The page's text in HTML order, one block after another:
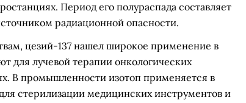
Период его полураспада составляет
радиационной опасности.
цезий-137 нашел широкое применение в
для лучевой терапии онкологических
В промышленности изотоп применяется в
стерилизации медицинских инструментов и